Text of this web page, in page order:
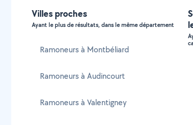
Villes proches
Ayant le plus de résultats, dans le même département
Ramoneurs à Montbéliard
Ramoneurs à Audincourt
Ramoneurs à Valentigney